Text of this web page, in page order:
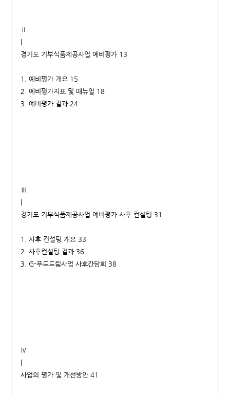
Ⅱ
경기도 기부식품제공사업 예비평가 13
1. 예비평가 개요 15
2. 예비평가지표 및 매뉴얼 18
3. 예비평가 결과 24
Ⅲ
경기도 기부식품제공사업 예비평가 사후 컨설팅 31
1. 사후 컨설팅 개요 33
2. 사후컨설팅 결과 36
3. G-푸드드림사업 사후간담회 38
Ⅳ
사업의 평가 및 개선방안 41